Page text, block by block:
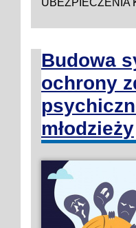
UBEZPIECZENIA
Budowa
ochrony
młodzieży